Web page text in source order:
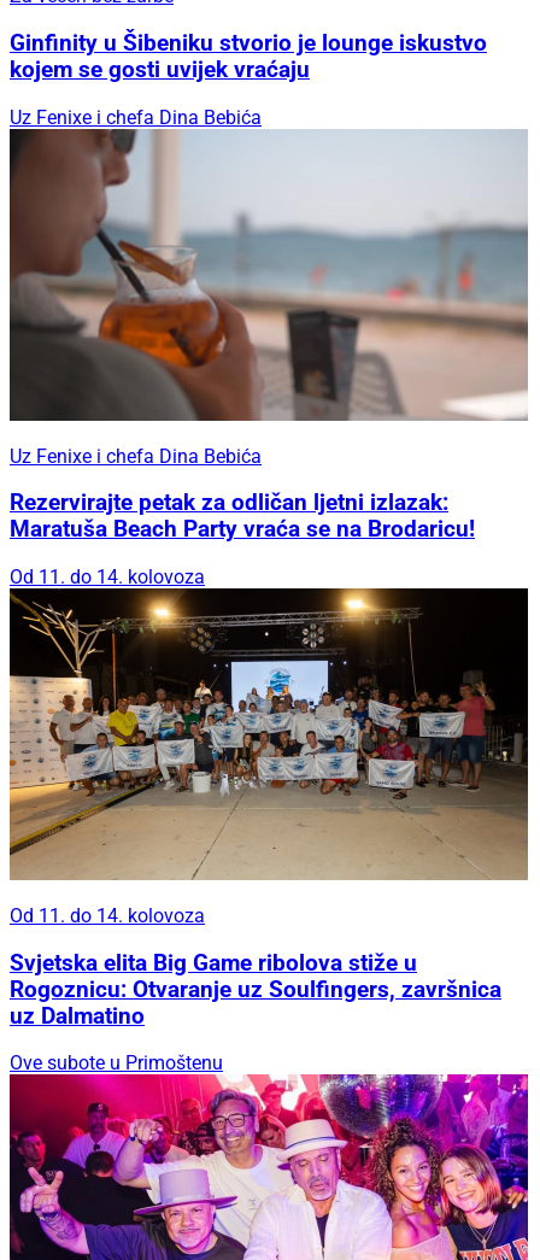
Ginfinity u Šibeniku stvorio je lounge iskustvo
kojem se gosti uvijek vraćaju
Uz Fenixe i chefa Dina Bebića
Uz Fenixe i chefa Dina Bebića
Rezervirajte petak za odličan ljetni izlazak:
Maratuša Beach Party vraća se na Brodaricu!
Od 11. do 14. kolovoza
Od 11. do 14. kolovoza
Svjetska elita Big Game ribolova stiže u
Rogoznicu: Otvaranje uz Soulfingers, završnica
uz Dalmatino
Ove subote u Primoštenu